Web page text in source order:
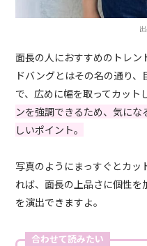
面長の人におすすめのトレ
ドバングとはその名の通り
で、広めに幅を取ってカット
ンを強調できるため、気に
しいポイント。
写真のようにまっすぐとカ
れば、面長の上品さに個性
を演出できますよ。
合わせて読みたい